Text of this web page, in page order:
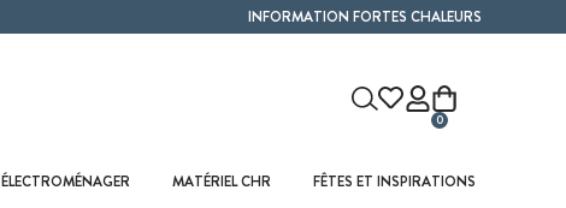
INFORMATION FORTES CHALEURS
0
ÉLECTROMÉNAGER MATÉRIEL CHR FÊTES ET INSPIRATIONS